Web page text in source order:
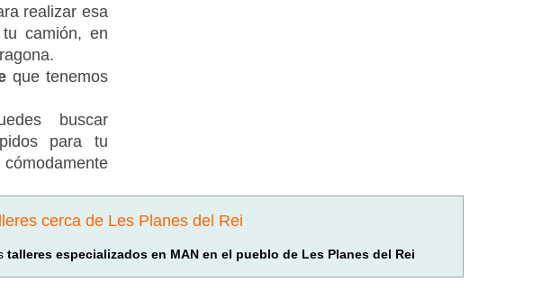
realizar esa
camión, en
que tenemos
buscar
para tu
cerca de Les Planes del Rei
talleres especializados en MAN en el pueblo de Les Planes del Rei